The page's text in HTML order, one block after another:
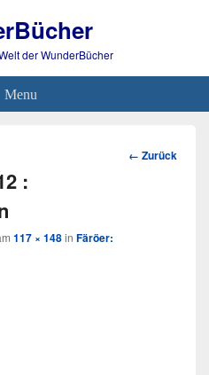
der WunderBücher
Menu
Bild-
← Zurück
:
117 × 148in Färöer: